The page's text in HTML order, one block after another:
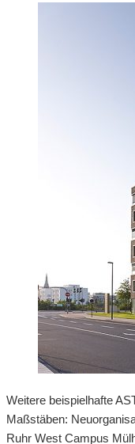
Weitere beispielhafte
Maßstäben:
Ruhr West Campus